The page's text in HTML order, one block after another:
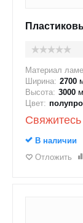
Материал
Ширина: 2700
Высота: 3000
Цвет:
В наличии
Отложить